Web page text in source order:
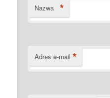
Nazwa *
Adres e-mail *